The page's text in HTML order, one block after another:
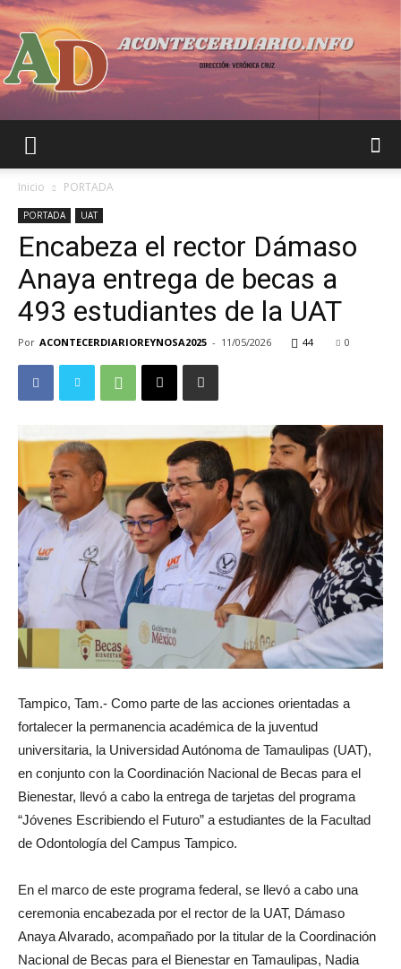
Diario
Inicio PORTADA
PORTADA UAT
Encabeza el rector Dámaso
Anaya entrega de becas a
493 estudiantes de la UAT
Por ACONTECERDIARIOREYNOSA2025 - 11/05/2026 44 0
Tampico, Tam.- Como parte de las acciones orientadas a
fortalecer la permanencia académica de la juventud
universitaria, la Universidad Autónoma de Tamaulipas (UAT),
en conjunto con la Coordinación Nacional de Becas para el
Bienestar, llevó a cabo la entrega de tarjetas del programa
“Jóvenes Escribiendo el Futuro” a estudiantes de la Facultad
de Odontología del Campus Tampico.
En el marco de este programa federal, se llevó a cabo una
ceremonia encabezada por el rector de la UAT, Dámaso
Anaya Alvarado, acompañado por la titular de la Coordinación
Nacional de Becas para el Bienestar en Tamaulipas, Nadia